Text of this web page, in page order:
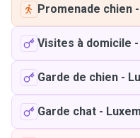
Promenade chien -
Visites à domicile -
Garde de chien -
Garde chat -